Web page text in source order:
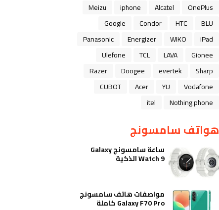
OnePlus
Alcatel
iphone
Meizu
BLU
HTC
Condor
Google
iPad
WIKO
Energizer
Panasonic
Gionee
LAVA
TCL
Ulefone
Sharp
evertek
Doogee
Razer
Vodafone
YU
Acer
CUBOT
Nothing phone
itel
هواتف سامسونج
ساعة سامسونج Galaxy
Watch 9 الذكية
مواصفات هاتف سامسونج
Galaxy F70 Pro كاملة